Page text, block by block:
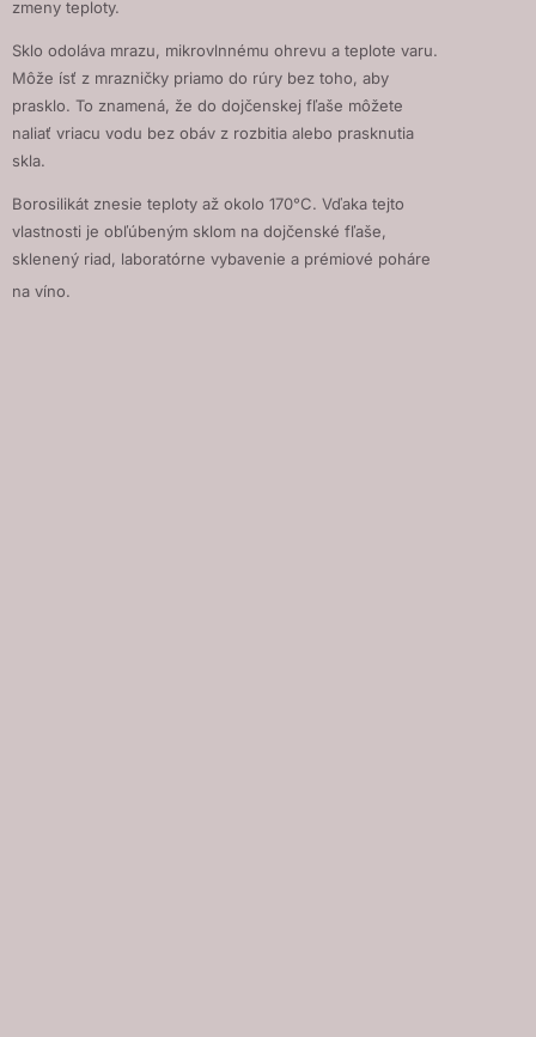
zmeny teploty.
Sklo odoláva mrazu, mikrovlnnému ohrevu a teplote varu.
Môže ísť z mrazničky priamo do rúry bez toho, aby
prasklo. To znamená, že do dojčenskej fľaše môžete
naliať vriacu vodu bez obáv z rozbitia alebo prasknutia
skla.
Borosilikát znesie teploty až okolo 170°C. Vďaka tejto
vlastnosti je obľúbeným sklom na dojčenské fľaše,
sklenený riad, laboratórne vybavenie a prémiové poháre
na víno.